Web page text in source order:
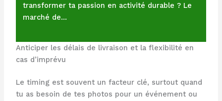
transformer ta passion en activité durable ? Le
marché de…
Anticiper les délais de livraison et la flexibilité en
cas d’imprévu
Le timing est souvent un facteur clé, surtout quand
tu as besoin de tes photos pour un événement ou